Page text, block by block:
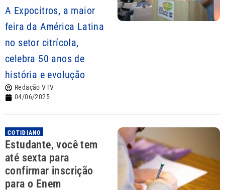
A Expocitros, a maior
feira da América Latina
no setor citrícola,
celebra 50 anos de
história e evolução
Redação VTV
04/06/2025
COTIDIANO
Estudante, você tem
até sexta para
confirmar inscrição
para o Enem